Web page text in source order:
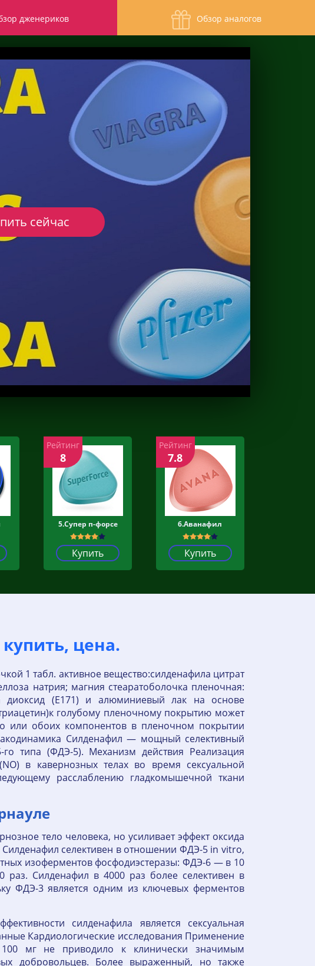
дженериков Обзор аналогов
сейчас
5.Супер п-форсе
Купить
Рейтинг
8
6.Аванафил
Купить
Рейтинг
7.8
цена.
1 табл. активное вещество:силденафила цитрат
натрия; магния стеаратоболочка пленочная:
диоксид (Е171) и алюминиевый лак на основе
голубому пленочному покрытию может
или обоих компонентов в пленочном покрытии
Силденафил — мощный селективный
типа (ФДЭ-5). Механизм действия Реализация
в кавернозных телах во время сексуальной
расслаблению гладкомышечной ткани
тело человека, но усиливает эффект оксида
селективен в отношении ФДЭ-5 in vitro,
изоферментов фосфодиэстеразы: ФДЭ-6 — в 10
Силденафил в 4000 раз более селективен в
ФДЭ-3 является одним из ключевых ферментов
силденафила является сексуальная
Кардиологические исследования Применение
мг не приводило к клинически значимым
добровольцев. Более выраженный, но также